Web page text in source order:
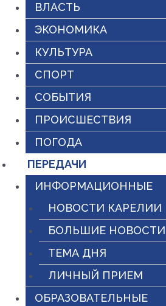
ВЛАСТЬ
ЭКОНОМИКА
КУЛЬТУРА
СПОРТ
СОБЫТИЯ
ПРОИСШЕСТВИЯ
ПОГОДА
ПЕРЕДАЧИ
ИНФОРМАЦИОННЫЕ
НОВОСТИ КАРЕЛИИ
БОЛЬШИЕ НОВОСТИ
ТЕМА ДНЯ
ЛИЧНЫЙ ПРИЕМ
ОБРАЗОВАТЕЛЬНЫЕ